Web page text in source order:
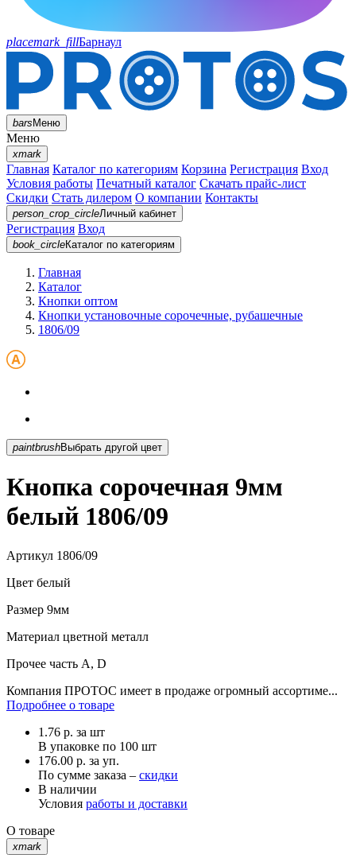
placemark_fillБарнаул
barsМеню
Меню
xmark
Главная Каталог по категориям Корзина Регистрация Вход
Условия работы Печатный каталог Скачать прайс-лист
Скидки Стать дилером О компании Контакты
person_crop_circleЛичный кабинет
Регистрация Вход
book_circleКаталог по категориям
Главная
Каталог
Кнопки оптом
Кнопки установочные сорочечные, рубашечные
1806/09
paintbrush Выбрать другой цвет
Кнопка сорочечная 9мм
белый 1806/09
Артикул 1806/09
Цвет белый
Размер 9мм
Материал цветной металл
Прочее часть A, D
Компания ПРОТОС имеет в продаже огромный ассортиме...
Подробнее о товаре
1.76 р. за шт
В упаковке по 100 шт
176.00 р. за уп.
По сумме заказа – скидки
В наличии
Условия работы и доставки
О товаре
xmark